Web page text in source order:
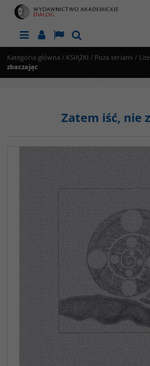
MenuPanelLangSzukaj
Kategoria główna / KSIĄŻKI / Poza seriami /
zbaczając
Zatem iść, nie